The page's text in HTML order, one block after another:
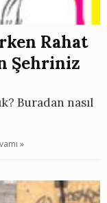
Rahat
Şehriniz
Buradan nasıl
»